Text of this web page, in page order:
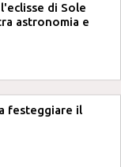
di Sole
astronomia e
festeggiare il